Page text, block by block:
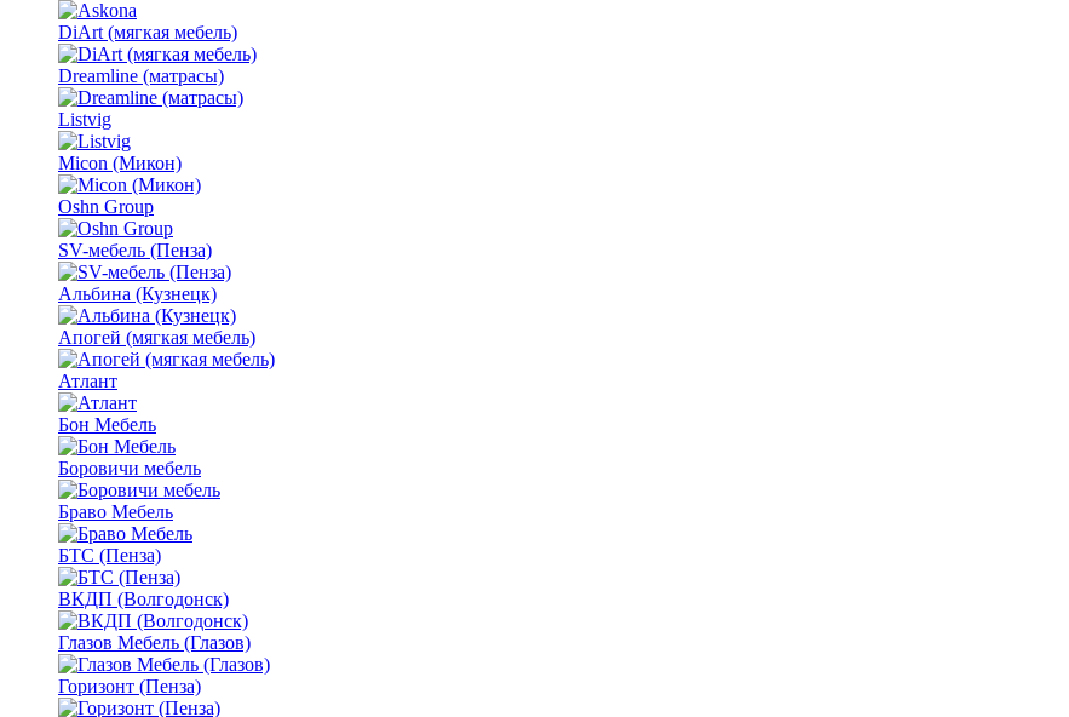
DiArt (мягкая мебель)
Dreamline (матрасы)
Listvig
Micon (Микон)
Oshn Group
SV-мебель (Пенза)
Альбина (Кузнецк)
Апогей (мягкая мебель)
Атлант
Бон Мебель
Боровичи мебель
Браво Мебель
БТС (Пенза)
ВКДП (Волгодонск)
Глазов Мебель (Глазов)
Горизонт (Пенза)